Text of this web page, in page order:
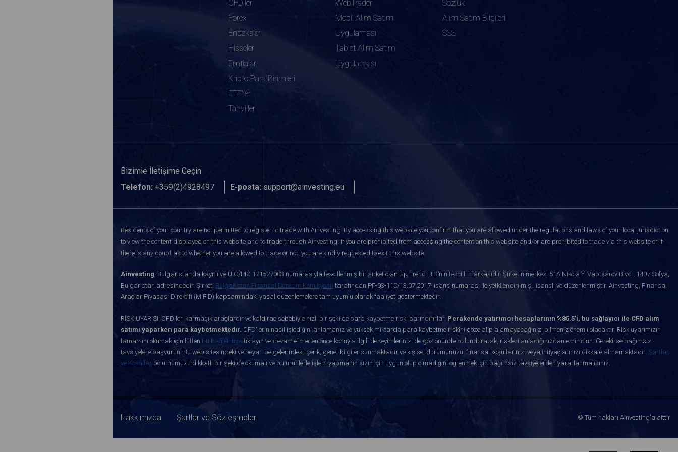
CFD'ler
Forex
Endeksler
Hisseler
Emtialar
Kripto Para Birimleri
ETF'ler
Tahviller
WebTrader
Mobil Alım Satım
Uygulaması
Tablet Alım Satım
Uygulaması
Sözlük
Alım Satım Bilgileri
SSS
Bizimle İletişime Geçin
Telefon: +359(2)4928497 E-posta: support@ainvesting.eu
Residents of your country are not permitted to register to trade with Ainvesting. By accessing this website you confirm that you are allowed under the regulations and laws of your local jurisdiction
to view the content displayed on this website and to trade through Ainvesting. If you are prohibited from accessing the content on this website and/or are prohibited to trade via this website or if
there is any doubt as to whether you are allowed to trade or not, you are kindly requested to exit this website.
Ainvesting, Bulgaristan’da kayıtlı ve UIC/PIC 121527003 numarasıyla tescillenmiş bir şirket olan Up Trend LTD’nin tescilli markasıdır. Şirketin merkezi 51A Nikola Y. Vaptsarov Blvd., 1407 Sofya,
Bulgaristan adresindedir. Şirket, Bulgaristan Finansal Denetim Komisyonu tarafından РГ-03-110/13.07.2017 lisans numarası ile yetkilendirilmiş, lisanslı ve düzenlenmiştir. Ainvesting, Finansal
Araçlar Piyasası Direktifi (MiFID) kapsamındaki yasal düzenlemelere tam uyumlu olarak faaliyet göstermektedir.
RİSK UYARISI: CFD'ler, karmaşık araçlardır ve kaldıraç sebebiyle hızlı bir şekilde para kaybetme riski barındırırlar. Perakende yatırımcı hesaplarının %85.5'i, bu sağlayıcı ile CFD alım
satımı yaparken para kaybetmektedir. CFD'lerin nasıl işlediğini anlamanız ve yüksek miktarda para kaybetme riskini göze alıp alamayacağınızı bilmeniz önemli olacaktır. Risk uyarımızın
tamamını okumak için lütfen bu bağlantıya tıklayın ve devam etmeden önce konuyla ilgili deneyimlerinizi de göz önünde bulundurarak, riskleri anladığınızdan emin olun. Gerekirse bağımsız
tavsiyelere başvurun. Bu web sitesindeki ve beyan belgelerindeki içerik, genel bilgiler sunmaktadır ve kişisel durumunuzu, finansal koşullarınızı veya ihtiyaçlarınızı dikkate almamaktadır. Şartlar
ve Koşullar bölümümüzü dikkatli bir şekilde okumalı ve bu ürünlerle işlem yapmanın sizin için uygun olup olmadığını öğrenmek için bağımsız tavsiyelerden yararlanmalısınız.
Hakkımızda Şartlar ve Sözleşmeler © Tüm hakları Ainvesting'a aittir